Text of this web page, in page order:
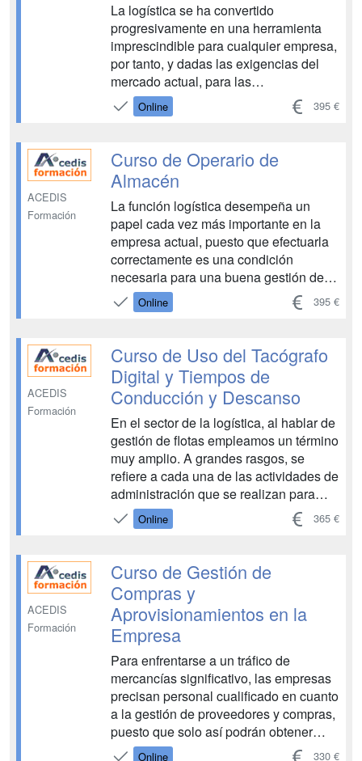
La logística se ha convertido
progresivamente en una herramienta
imprescindible para cualquier empresa,
por tanto, y dadas las exigencias del
mercado actual, para las
organizaciones resulta cada vez más
interesante contar en su equipo con
Mediante este curso, el alumnado
obtendrá herramientas y orienta...
Online 395 €
ACEDIS
Formación
Curso de Operario de
Almacén
La función logística desempeña un
papel cada vez más importante en la
empresa actual, puesto que efectuarla
correctamente es una condición
necesaria para una buena gestión de
stocks y para ofrecer un servicio al
cliente adecuado; y ambos aspectos
calidad total. Es por ello que c...
Online 395 €
ACEDIS
Formación
Curso de Uso del Tacógrafo
Digital y Tiempos de
Conducción y Descanso
En el sector de la logística, al hablar de
gestión de flotas empleamos un término
muy amplio. A grandes rasgos, se
refiere a cada una de las actividades de
administración que se realizan para
amortizar y aprovechar al máximo el
trabajo mientras se garantiza la
mercancía, se ...
Online 365 €
ACEDIS
Formación
Curso de Gestión de
Compras y
Aprovisionamientos en la
Empresa
Para enfrentarse a un tráfico de
mercancías significativo, las empresas
precisan personal cualificado en cuanto
a la gestión de proveedores y compras,
puesto que solo así podrán obtener
unos resultados óptimos. El objetivo
Online 330 €